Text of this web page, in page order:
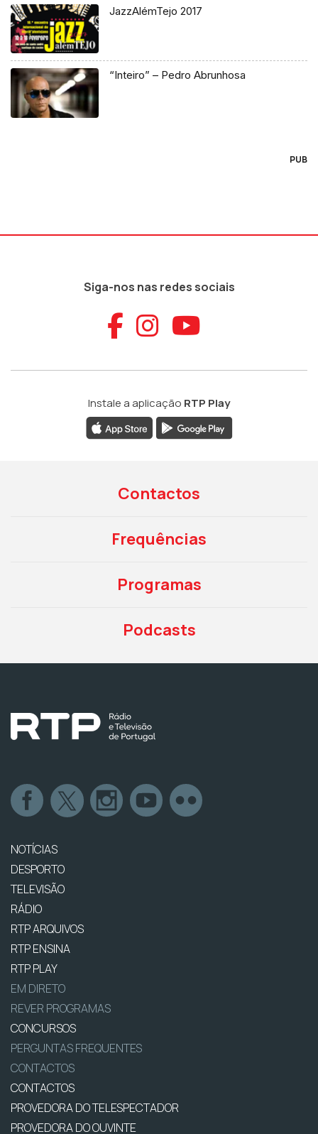
JazzAlémTejo 2017
“Inteiro” – Pedro Abrunhosa
PUB
Siga-nos nas redes sociais
Aceder ao
Aceder ao
Aceder
Instale a aplicação RTP Play
Contactos
Frequências
Programas
Podcasts
NOTÍCIAS
DESPORTO
TELEVISÃO
RÁDIO
RTP ARQUIVOS
RTP ENSINA
RTP PLAY
EM DIRETO
REVER PROGRAMAS
CONCURSOS
PERGUNTAS FREQUENTES
CONTACTOS
CONTACTOS
PROVEDORA DO TELESPECTADOR
PROVEDORA DO OUVINTE